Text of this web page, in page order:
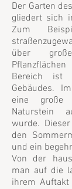
Der Garten
gliedert sich
Zum
über große
Bereich ist
Gebäudes.
eine große
Naturstein
wurde.
den
und ein
Von der
man auf die
ihrem Auftakt